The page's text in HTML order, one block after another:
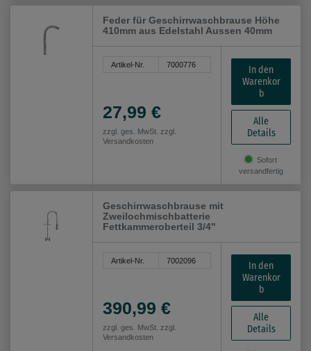
Feder für Geschirrwaschbrause Höhe
410mm aus Edelstahl Aussen 40mm
Artikel-Nr. 7000776
27,99 €
zzgl. ges. MwSt. zzgl.
Versandkosten
In den
Warenkor
b
Alle
Details
Sofort
versandfertig
Geschirrwaschbrause mit
Zweilochmischbatterie
Fettkammeroberteil 3/4"
Artikel-Nr. 7002096
390,99 €
zzgl. ges. MwSt. zzgl.
Versandkosten
In den
Warenkor
b
Alle
Details